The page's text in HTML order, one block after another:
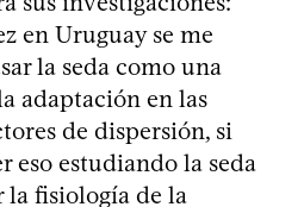
en Uruguay se me
la seda como una
adaptación en las
de dispersión, si
eso estudiando la seda
la fisiología de la